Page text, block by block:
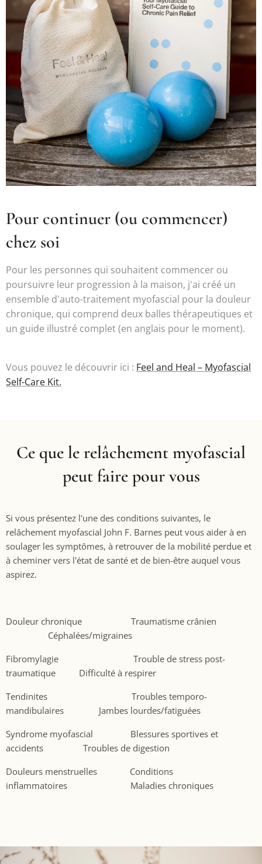
Pour continuer (ou commencer)
chez soi
Pour les personnes qui souhaitent commencer ou
poursuivre leur progression à la maison, j'ai créé un
ensemble d'auto-traitement myofascial pour la douleur
chronique, qui comprend deux balles thérapeutiques et
un guide illustré complet (en anglais pour le moment).
Vous pouvez le découvrir ici : Feel and Heal – Myofascial
Self-Care Kit.
Ce que le relâchement myofascial
peut faire pour vous
Si vous présentez l'une des conditions suivantes, le
relâchement myofascial John F. Barnes peut vous aider à en
soulager les symptômes, à retrouver de la mobilité perdue et
à cheminer vers l'état de santé et de bien-être auquel vous
aspirez.
Douleur chronique Traumatisme crânien
Céphalées/migraines
Fibromylagie Trouble de stress post-
traumatique Difficulté à respirer
Tendinites Troubles temporo-
mandibulaires Jambes lourdes/fatiguées
Syndrome myofascial Blessures sportives et
accidents Troubles de digestion
Douleurs menstruelles Conditions
inflammatoires Maladies chroniques